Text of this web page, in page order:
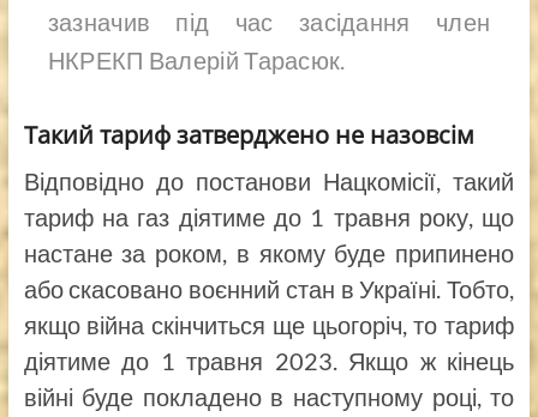
зазначив під час засідання член
НКРЕКП Валерій Тарасюк.
Такий тариф затверджено не назовсім
Відповідно до постанови Нацкомісії, такий
тариф на газ діятиме до 1 травня року, що
настане за роком, в якому буде припинено
або скасовано воєнний стан в Україні. Тобто,
якщо війна скінчиться ще цьогоріч, то тариф
діятиме до 1 травня 2023. Якщо ж кінець
війні буде покладено в наступному році, то